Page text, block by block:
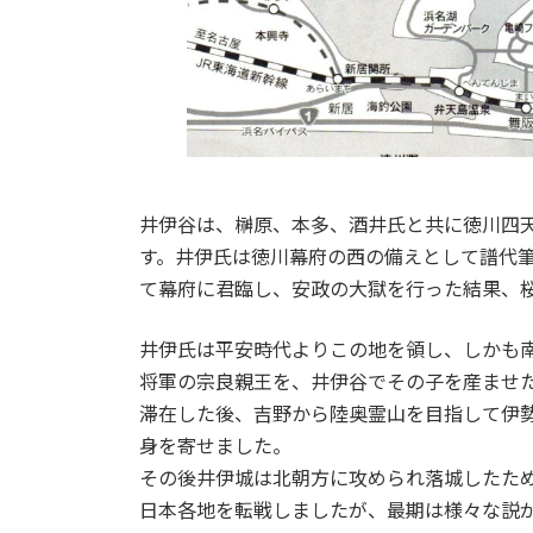
井伊谷は、榊原、本多、酒井氏と共に徳川四
す。井伊氏は徳川幕府の西の備えとして譜代
て幕府に君臨し、安政の大獄を行った結果、
井伊氏は平安時代よりこの地を領し、しか
将軍の宗良親王を、井伊谷でその子を産ま
滞在した後、吉野から陸奥霊山を目指して
身を寄せました。
その後井伊城は北朝方に攻められ落城した
日本各地を転戦しましたが、最期は様々な